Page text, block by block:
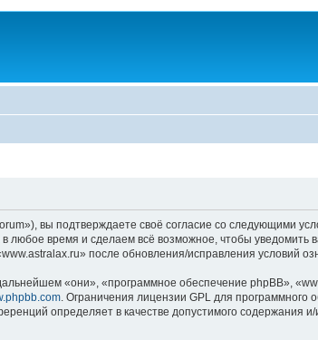
вы подтверждаете своё согласие со следующими
время и сделаем всё возможное, чтобы
после обновления/исправления условий
«они», «программное обеспечение phpBB»,
. Ограничения лицензии GPL для программного
определяет в качестве допустимого содержания